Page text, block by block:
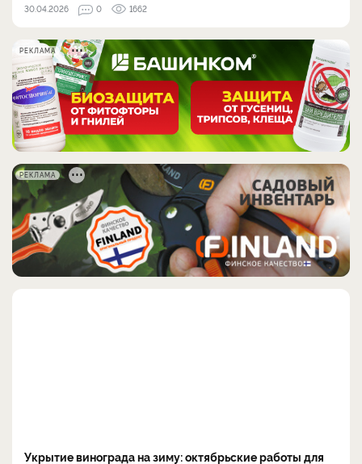
30.04.2026 0 1662
РЕКЛАМА
РЕКЛАМА
Укрытие винограда на зиму: октябрьские работы для